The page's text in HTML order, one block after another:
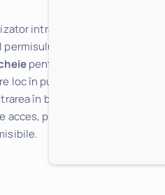
intrat în bibliotecă primește,
pentru caseta de bagaje.
loc în punctul de lucru Control
în bibliotecă (Corp Boema).
acces, precum și permisul, nu